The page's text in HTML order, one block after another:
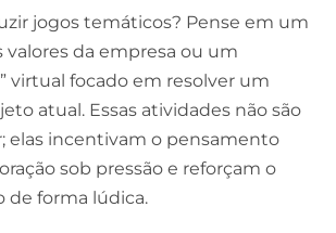
jogos temáticos? Pense em um
valores da empresa ou um
virtual focado em resolver um
atual. Essas atividades não são
elas incentivam o pensamento
sob pressão e reforçam o
forma lúdica.